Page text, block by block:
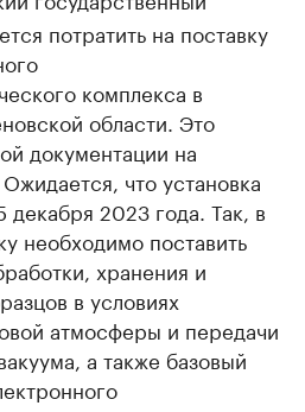
потратить на поставку
комплекса в
области. Это
документации на
что установка
декабря 2023 года. Так, в
необходимо поставить
хранения и
в условиях
атмосферы и передачи
а также базовый